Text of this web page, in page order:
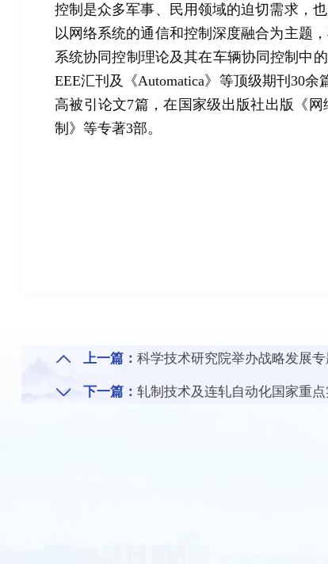
控制是众多军事、民用领域的迫切需求，
以网络系统的通信和控制深度融合为主题
系统协同控制理论及其在车辆协同控制中
EEE汇刊及《Automatica》等顶级期刊30余
高被引论文7篇，在国家级出版社出版《
制》等专著3部。
上一篇： 科学技术研究院举办战略发展
下一篇： 轧制技术及连轧自动化国家重
辽宁省卓越工程师培养联合体在东北大学成立